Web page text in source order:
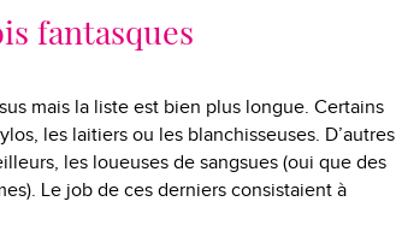
fantasques
mais la liste est bien plus longue. Certains
les laitiers ou les blanchisseuses. D’autres
les loueuses de sangsues (oui que des
Le job de ces derniers consistaient à